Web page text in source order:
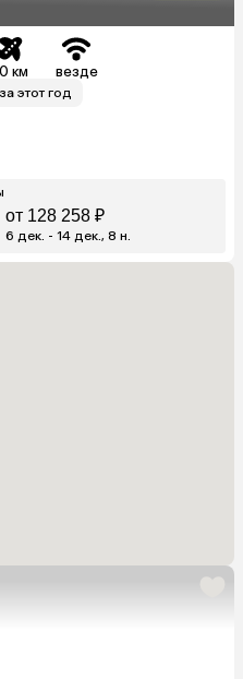
км везде
этот год
от 128 258 ₽
6 дек. - 14 дек., 8 н.